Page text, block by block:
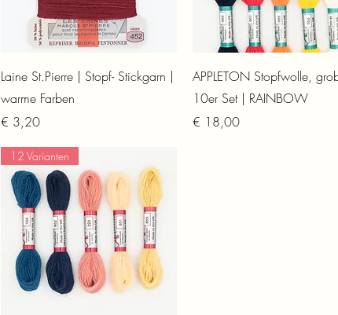
Schnellansicht
Laine St.Pierre | Stopf- Stickgarn |
warme Farben
Preis
€ 3,20
Schnellansicht
APPLETON Stopfwolle,
10er Set | RAINBOW
Preis
€ 18,00
12 Varianten